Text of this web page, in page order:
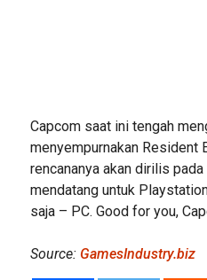
Capcom saat ini tengah
menyempurnakan Resident
rencananya akan dirilis
mendatang untuk
saja – PC. Good for you,
Source: GamesIndustry.biz